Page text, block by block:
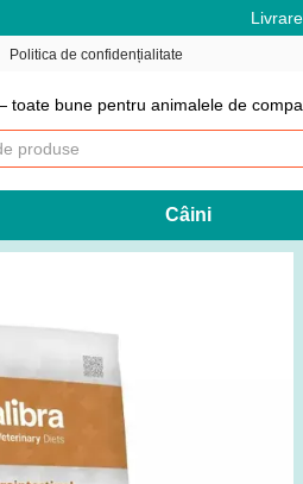
Politica de confidențialitate
toate bune pentru animalele de
Câini